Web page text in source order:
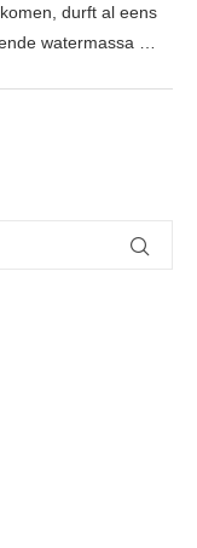
durft al eens
watermassa …